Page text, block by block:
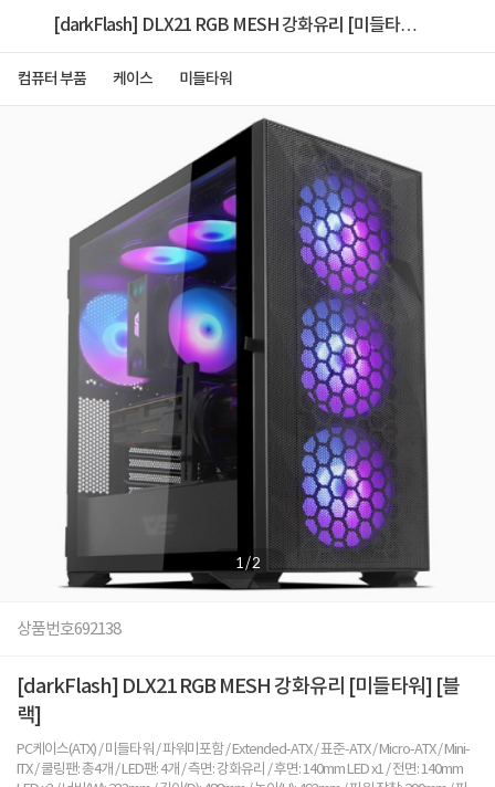
[darkFlash] DLX21 RGB MESH 강화유리 [미들타워]
컴퓨터 부품 케이스 미들타워
1/2
상품번호692138
[darkFlash] DLX21 RGB MESH 강화유리 [미들타워] [블
랙]
PC케이스(ATX) / 미들타워 / 파워미포함 / Extended-ATX / 표준-ATX / Micro-ATX / Mini-
ITX / 쿨링팬: 총4개 / LED팬: 4개 / 측면: 강화유리 / 후면: 140mm LED x1 / 전면: 140mm